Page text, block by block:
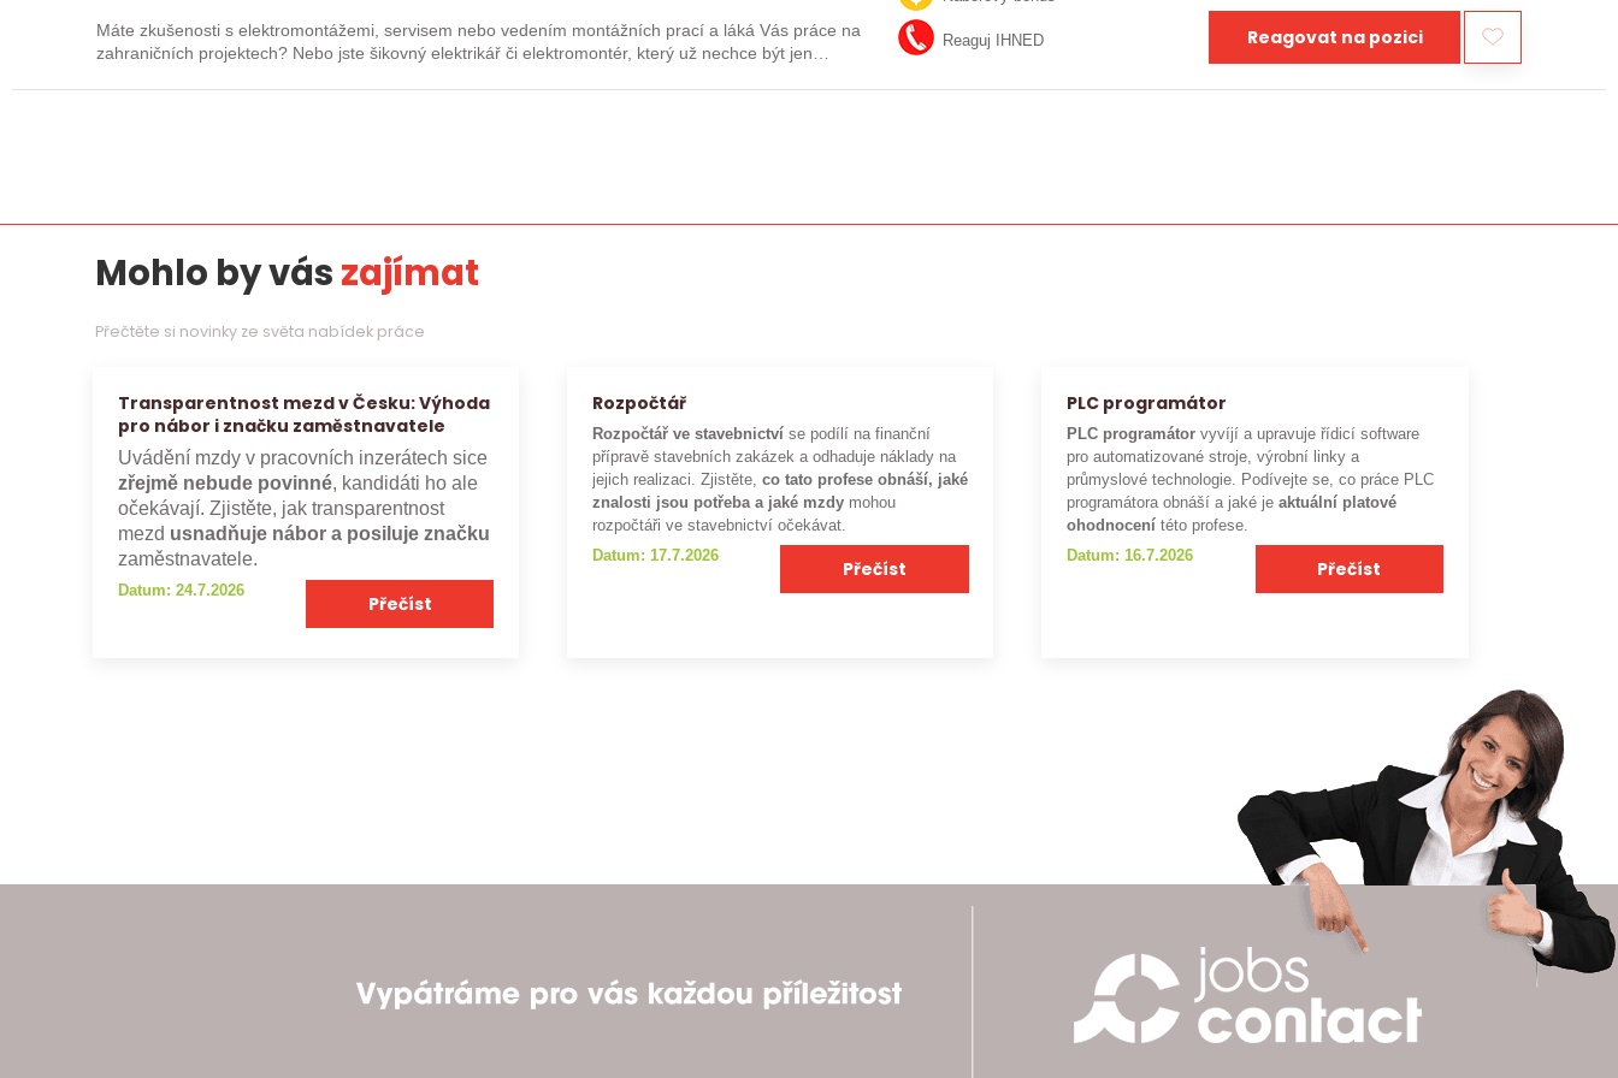
Máte zkušenosti s elektromontážemi, servisem nebo vedením montážních prací a láká Vás práce na
zahraničních projektech? Nebo jste šikovný elektrikář či elektromontér, který už nechce být jen
Reaguj IHNED Reagovat na pozici
Mohlo by vászajímat
Přečtěte si novinky ze světa nabídek práce
Transparentnost mezd v Česku: Výhoda
pro nábor i značku zaměstnavatele
Uvádění mzdy v pracovních inzerátech sice
zřejmě nebude povinné, kandidáti ho ale
očekávají. Zjistěte, jak transparentnost
mezd usnadňuje nábor a posiluje značku
zaměstnavatele.
Datum: 24.7.2026
Přečíst
Rozpočtář
Rozpočtář ve stavebnictví se podílí na finanční
přípravě stavebních zakázek a odhaduje náklady na
jejich realizaci. Zjistěte,co tato profese obnáší, jaké
znalosti jsou potřeba a jaké mzdy mohou
rozpočtáři ve stavebnictví očekávat.
Datum: 17.7.2026
Přečíst
PLC programátor
PLC programátor vyvíjí a upravuje řídicí software
pro automatizované stroje, výrobní linky a
průmyslové technologie. Podívejte se, co práce PLC
programátora obnáší a jaké je aktuální platové
ohodnocení této profese.
Datum: 16.7.2026
Přečíst